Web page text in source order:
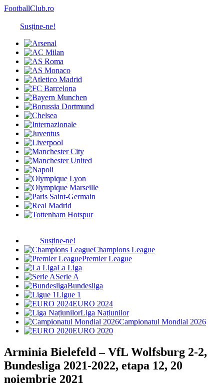
FootballClub.ro
Susține-ne!
Susține-ne!
Champions League
Premier League
La Liga
Serie A
Bundesliga
Ligue 1
EURO 2024
Liga Națiunilor
Campionatul Mondial 2026
EURO 2020
Arminia Bielefeld – VfL Wolfsburg 2-2,
Bundesliga 2021-2022, etapa 12, 20
noiembrie 2021